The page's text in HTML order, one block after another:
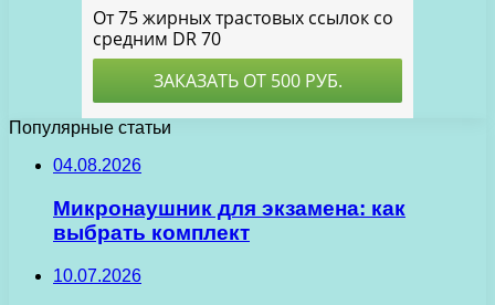
Популярные статьи
04.08.2026
Микронаушник для экзамена: как
выбрать комплект
10.07.2026